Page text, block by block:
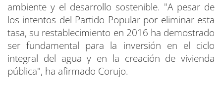
ambiente y el desarrollo sostenible. "A pesar de
los intentos del Partido Popular por eliminar esta
tasa, su restablecimiento en 2016 ha demostrado
ser fundamental para la inversión en el ciclo
integral del agua y en la creación de vivienda
pública", ha afirmado Corujo.